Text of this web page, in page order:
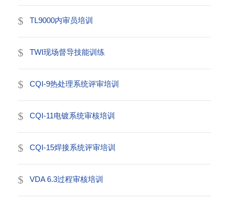
TL9000内审员培训
TWI现场督导技能训练
CQI-9热处理系统评审培训
CQI-11电镀系统审核培训
CQI-15焊接系统评审培训
VDA 6.3过程审核培训